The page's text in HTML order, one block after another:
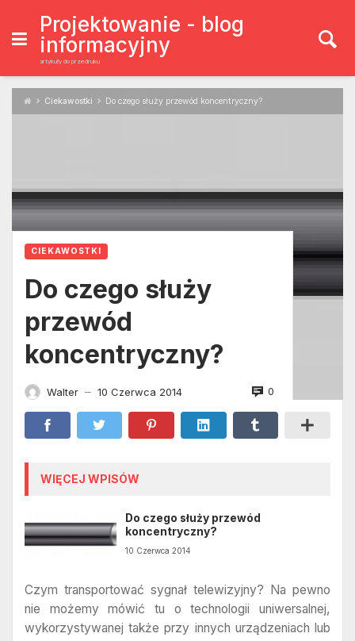
content
Projektowanie - blog
informacyjny
artykuły do przedruku
Ciekawostki Do czego służy przewód koncentryczny?
CIEKAWOSTKI
Do czego służy
przewód
koncentryczny?
Walter — 10 Czerwca 2014 0
WIĘCEJ WPISÓW
Do czego służy przewód
koncentryczny?
10 Czerwca 2014
Czym transportować sygnał telewizyjny? Na pewno
nie możemy mówić tu o technologii uniwersalnej,
wykorzystywanej także przy innych urządzeniach lub